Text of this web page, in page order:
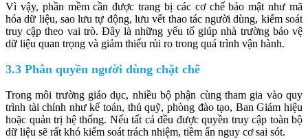
Vì vậy, phần mềm cần được trang bị các cơ chế bảo mật như mã
hóa dữ liệu, sao lưu tự động, lưu vết thao tác người dùng, kiểm soát
truy cập theo vai trò. Đây là những yếu tố giúp nhà trường bảo vệ
dữ liệu quan trọng và giảm thiểu rủi ro trong quá trình vận hành.
3.3 Phân quyền người dùng chặt chẽ
Trong môi trường giáo dục, nhiều bộ phận cùng tham gia vào quy
trình tài chính như kế toán, thủ quỹ, phòng đào tạo, Ban Giám hiệu
hoặc quản trị hệ thống. Nếu tất cả đều được quyền truy cập toàn bộ
dữ liệu sẽ rất khó kiểm soát trách nhiệm, tiềm ẩn nguy cơ sai sót.